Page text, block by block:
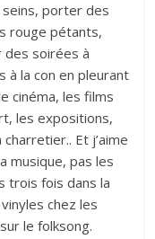
seins, porter des
rouge pétants,
des soirées à
à la con en pleurant
cinéma, les films
les expositions,
Et j’aime
musique, pas les
trois fois dans la
chez les
le folksong.